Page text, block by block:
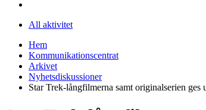
All aktivitet
Hem
Kommunikationscentrat
Arkivet
Nyhetsdiskussioner
Star Trek-långfilmerna samt originalserien ges